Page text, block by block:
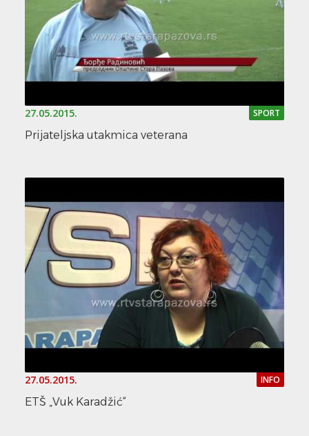
27.05.2015. SPORT
Prijateljska utakmica veterana
27.05.2015. INFO
ETŠ „Vuk Karadžić“